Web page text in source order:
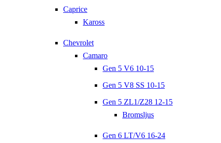
Caprice
Kaross
Chevrolet
Camaro
Gen 5 V6 10-15
Gen 5 V8 SS 10-15
Gen 5 ZL1/Z28 12-15
Bromsljus
Gen 6 LT/V6 16-24